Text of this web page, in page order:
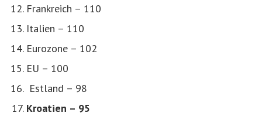
Frankreich – 110
Italien – 110
Eurozone – 102
EU – 100
Estland – 98
Kroatien – 95